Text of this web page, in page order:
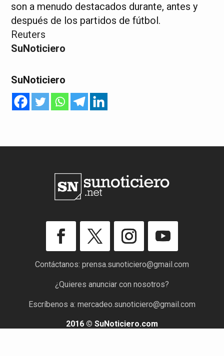
son a menudo destacados durante, antes y
después de los partidos de fútbol.
Reuters
SuNoticiero
SuNoticiero
Contáctanos: prensa.sunoticiero@gmail.com
¿Quieres anunciar con nosotros?
Escríbenos a: mercadeo.sunoticiero@gmail.com
2016 © SuNoticiero.com